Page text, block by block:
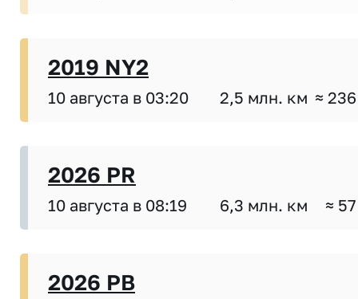
2019 NY2
10 августа в 03:20 2,5 млн. км ≈
2026 PR
10 августа в 08:19 6,3 млн. км ≈
2026 PB